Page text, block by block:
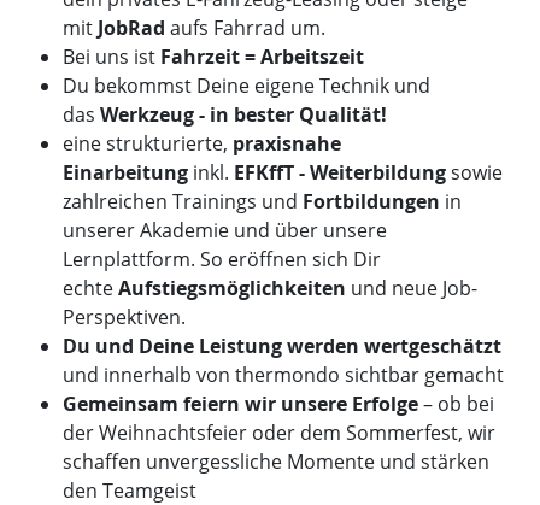
mit JobRad aufs Fahrrad um.
Bei uns ist Fahrzeit = Arbeitszeit
Du bekommst Deine eigene Technik und
das Werkzeug - in bester Qualität!
eine strukturierte, praxisnahe
Einarbeitung inkl. EFKffT - Weiterbildungsowie
zahlreichen Trainings und Fortbildungen in
unserer Akademie und über unsere
Lernplattform. So eröffnen sich Dir
echteAufstiegsmöglichkeiten und neue Job-
Perspektiven.
Du und Deine Leistung werden wertgeschätzt
und innerhalb von thermondo sichtbar gemacht
Gemeinsam feiern wir unsere Erfolge– ob bei
der Weihnachtsfeier oder dem Sommerfest, wir
schaffen unvergessliche Momente und stärken
den Teamgeist